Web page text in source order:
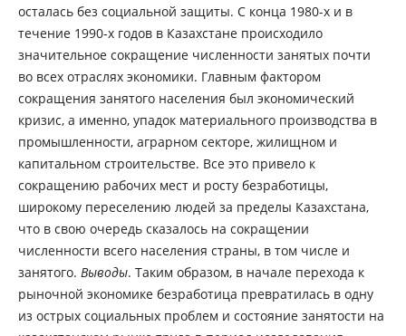
осталась без социальной защиты. С конца 1980-х и в
течение 1990-х годов в Казахстане происходило
значительное сокращение численности занятых почти
во всех отраслях экономики. Главным фактором
сокращения занятого населения был экономический
кризис, а именно, упадок материального производства в
промышленности, аграрном секторе, жилищном и
капитальном строительстве. Все это привело к
сокращению рабочих мест и росту безработицы,
широкому переселению людей за пределы Казахстана,
что в свою очередь сказалось на сокращении
численности всего населения страны, в том числе и
занятого. Выводы. Таким образом, в начале перехода к
рыночной экономике безработица превратилась в одну
из острых социальных проблем и состояние занятости на